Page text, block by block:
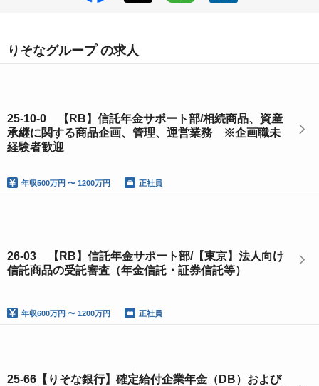
りそなグループ の求人
25-10-0 【RB】信託年金サポート部/相続商品、資産
承継に関する商品企画、管理、運営業務 ※企画職未
経験者歓迎
年収500万円 〜 1200万円 正社員
26-03 【RB】信託年金サポート部/【東京】法人向け
信託商品の受託審査（年金信託・証券信託等）
年収600万円 〜 1200万円 正社員
25-66【りそな銀行】確定給付企業年金（DB）および